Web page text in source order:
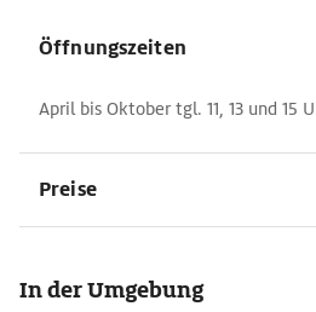
Öffnungszeiten
April bis Oktober tgl. 11, 13 und 15
Preise
In der Umgebung